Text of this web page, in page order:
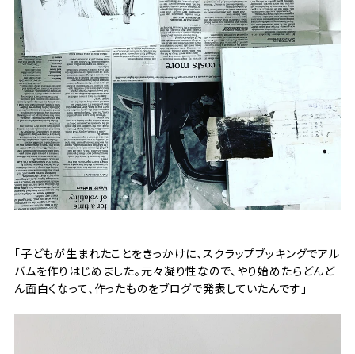
「子どもが生まれたことをきっかけに、スクラップブッキングでアル
バムを作りはじめました。元々凝り性なので、やり始めたらどんど
ん面白くなって、作ったものをブログで発表していたんです」